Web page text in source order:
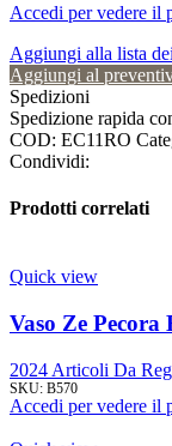
Accedi per vedere il
Aggiungi alla lista
Aggiungi al
Spedizioni
Spedizione rapida
COD: EC11RO
Condividi:
Prodotti correlati
Quick view
Vaso Ze Pecora
2024 Articoli Da
SKU: B570
Accedi per vedere il